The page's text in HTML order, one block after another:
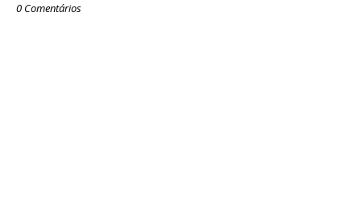
0 Comentários